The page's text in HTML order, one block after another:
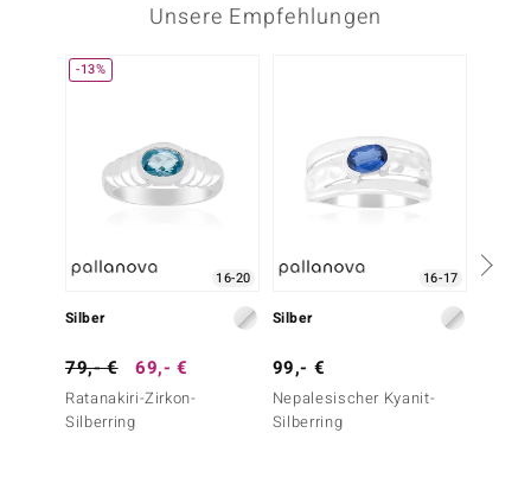
Unsere Empfehlungen
-13%
16-20
Silber
79,- € 69,- €
Ratanakiri-Zirkon-
Silberring
16-17
Silber
99,- €
Nepalesischer Kyanit-
Silberring